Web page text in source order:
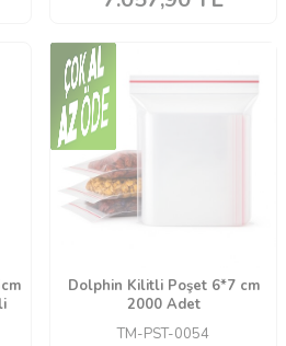
Dolphin Kilitli Poşet 6*7 cm
2000 Adet
TM-PST-0054